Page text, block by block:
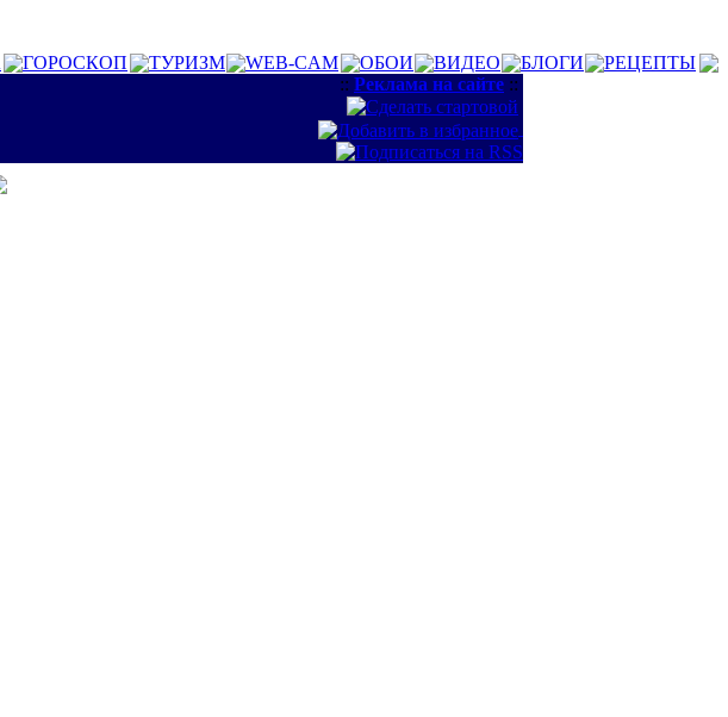
ГОРОСКОП ТУРИЗМ WEB-CAM ОБОИ ВИДЕО БЛОГИ
РЕЦЕПТЫ
:: Реклама на сайте ::